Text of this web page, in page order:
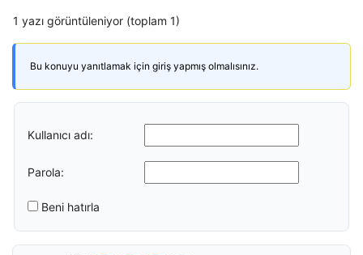
1 yazı görüntüleniyor (toplam 1)
Bu konuyu yanıtlamak için giriş yapmış olmalısınız.
Kullanıcı adı:
Parola:
Beni hatırla